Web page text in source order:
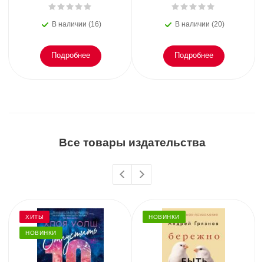
В наличии (16)
Подробнее
В наличии (20)
Подробнее
Все товары издательства
ХИТЫ
НОВИНКИ
НОВИНКИ